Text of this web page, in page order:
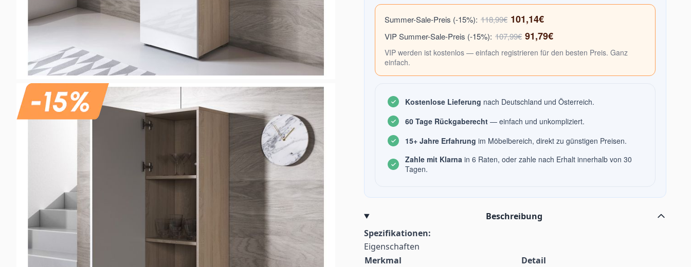
Summer-Sale-Preis (-15%): 118,99€ 101,14€
VIP Summer-Sale-Preis (-15%): 107,99€ 91,79€
VIP werden ist kostenlos — einfach registrieren für den besten Preis. Ganz
einfach.
Kostenlose Lieferung nach Deutschland und Österreich.
60 Tage Rückgaberecht — einfach und unkompliziert.
15+ Jahre Erfahrung im Möbelbereich, direkt zu günstigen Preisen.
Zahle mit Klarna in 6 Raten, oder zahle nach Erhalt innerhalb von 30
Tagen.
Beschreibung
Spezifikationen:
Eigenschaften
Merkmal
Detail